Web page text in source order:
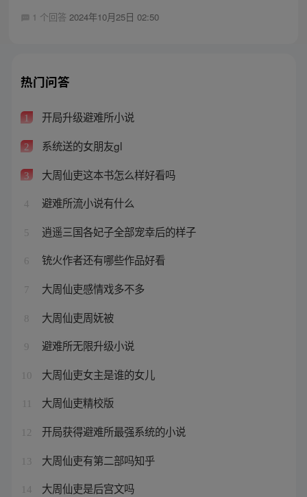
1 个回答 2024年10月25日 02:50
热门问答
1 开局升级避难所小说
2 系统送的女朋友gl
3 大周仙吏这本书怎么样好看吗
4 避难所流小说有什么
5 逍遥三国各妃子全部宠幸后的样子
6 铳火作者还有哪些作品好看
7 大周仙吏感情戏多不多
8 大周仙吏周妩被
9 避难所无限升级小说
10 大周仙吏女主是谁的女儿
大周仙吏精校版
12 开局获得避难所最强系统的小说
13 大周仙吏有第二部吗知乎
14 大周仙吏是后宫文吗